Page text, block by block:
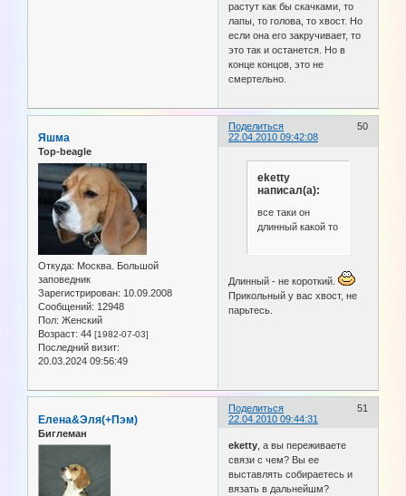
растут как бы скачками, то
лапы, то голова, то хвост. Но
если она его закручивает, то
это так и останется. Но в
конце концов, это не
смертельно.
Поделиться
50
22.04.2010 09:42:08
Яшма
Top-beagle
Откуда: Москва. Большой
заповедник
Зарегистрирован: 10.09.2008
Сообщений: 12948
Пол: Женский
Возраст: 44 [1982-07-03]
Последний визит:
20.03.2024 09:56:49
eketty
написал(а):
все таки он
длинный какой то
Длинный - не короткий.
Прикольный у вас хвост, не
парьтесь.
Поделиться
51
22.04.2010 09:44:31
Елена&Эля(+Пэм)
Биглеман
eketty , а вы переживаете
связи с чем? Вы ее
выставлять собираетесь и
вязать в дальнейшм?